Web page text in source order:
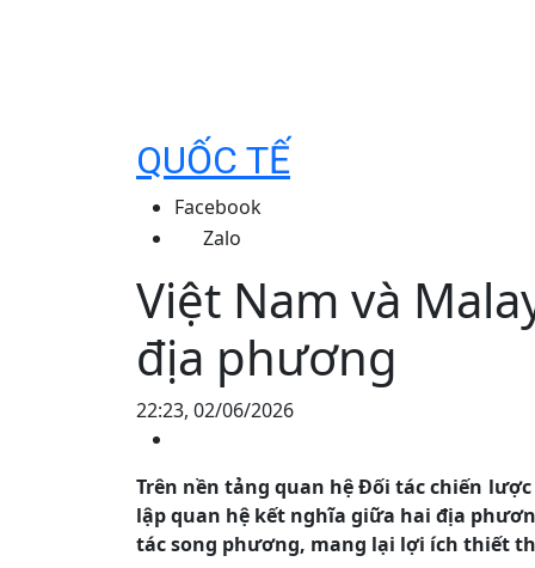
QUỐC TẾ
Facebook
Zalo
Việt Nam và
địa phương
22:23, 02/06/2026
Trên nền tảng quan hệ Đối tác chiến
lập quan hệ kết nghĩa giữa hai địa
tác song phương, mang lại lợi ích thiết